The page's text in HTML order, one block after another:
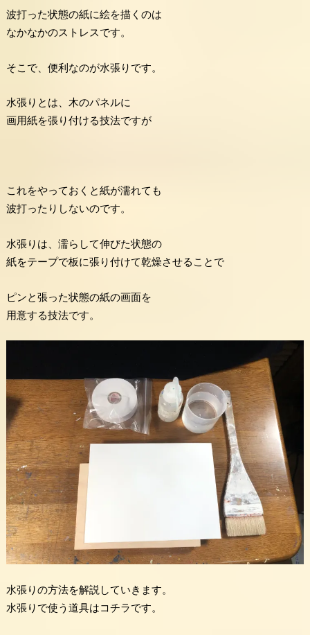
波打った状態の紙に絵を描くのは
なかなかのストレスです。
そこで、便利なのが水張りです。
水張りとは、木のパネルに
画用紙を張り付ける技法ですが
これをやっておくと紙が濡れても
波打ったりしないのです。
水張りは、濡らして伸びた状態の
紙をテープで板に張り付けて乾燥させることで
ピンと張った状態の紙の画面を
用意する技法です。
水張りの方法を解説していきます。
水張りで使う道具はコチラです。